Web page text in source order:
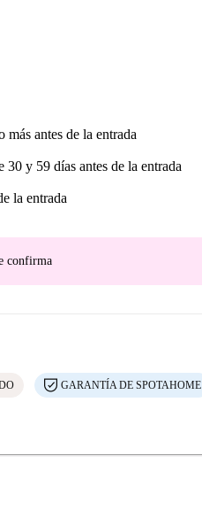
más antes de la entrada
30 y 59 días antes de la entrada
la entrada
confirma
GARANTÍA DE SPOTAHOME